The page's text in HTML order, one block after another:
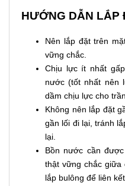
HƯỚNG DẪN LẮP
Nên lắp đặt trên
vững chắc.
Chịu lực ít nhất
nước (tốt nhất nên
dầm chịu lực cho
Không nên lắp đặt
gần lối đi lại, tránh
lại.
Bồn nước cần
thật vững chắc giữa
lắp bulông để liên